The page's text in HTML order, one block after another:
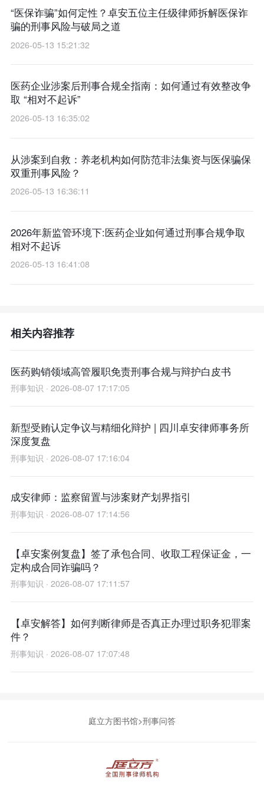
“医保诈骗”如何定性？卓安五位主任级律师拆解医保诈
骗的刑事风险与破局之道
2026-05-13 15:21:32
医药企业涉案后刑事合规全指南：如何通过有效整改争
取 “相对不起诉”
2026-05-13 16:35:02
从涉案到自救：养老机构如何防范非法集资与医保骗保
双重刑事风险？
2026-05-13 16:36:11
2026年新监管环境下:医药企业如何通过刑事合规争取
相对不起诉
2026-05-13 16:41:08
相关内容推荐
医药购销领域高管履职免责刑事合规与辩护白皮书
刑事知识 · 2026-08-07 17:17:05
新型受贿认定争议与精细化辩护 | 四川卓安律师事务所
深度复盘
刑事知识 · 2026-08-07 17:16:04
成安律师：监察留置与涉案财产划界指引
刑事知识 · 2026-08-07 17:14:56
【卓安案例复盘】签了承包合同、收取工程保证金，一
定构成合同诈骗吗？
刑事知识 · 2026-08-07 17:11:57
【卓安解答】如何判断律师是否真正办理过职务犯罪案
件？
刑事知识 · 2026-08-07 17:07:48
庭立方图书馆>刑事问答